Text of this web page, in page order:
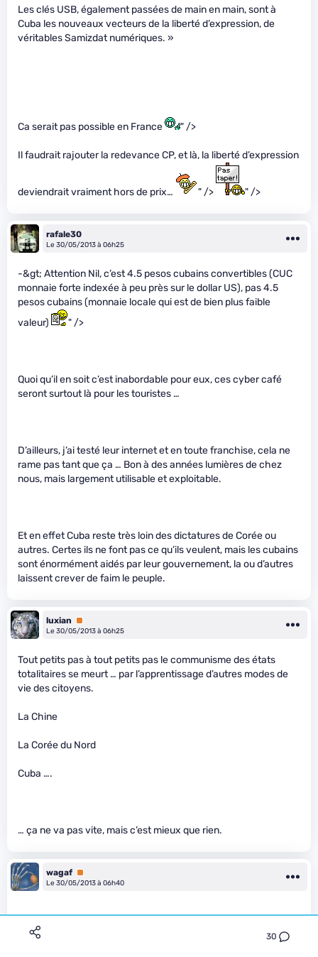
30
Les clés USB, également passées de main en main, sont à
Cuba les nouveaux vecteurs de la liberté d’expression, de
véritables Samizdat numériques. »
Ca serait pas possible en France " />
Il faudrait rajouter la redevance CP, et là, la liberté d’expression
deviendrait vraiment hors de prix… " /> " />
rafale30
Le 30/05/2013 à 06h25
-&gt; Attention Nil, c’est 4.5 pesos cubains convertibles (CUC
monnaie forte indexée à peu près sur le dollar US), pas 4.5
pesos cubains (monnaie locale qui est de bien plus faible
valeur)
" />
Quoi qu’il en soit c’est inabordable pour eux, ces cyber café
seront surtout là pour les touristes …
D’ailleurs, j’ai testé leur internet et en toute franchise, cela ne
rame pas tant que ça … Bon à des années lumières de chez
nous, mais largement utilisable et exploitable.
Et en effet Cuba reste très loin des dictatures de Corée ou
autres. Certes ils ne font pas ce qu’ils veulent, mais les cubains
sont énormément aidés par leur gouvernement, la ou d’autres
laissent crever de faim le peuple.
luxian
Premium
Le 30/05/2013 à 06h25
Tout petits pas à tout petits pas le communisme des états
totalitaires se meurt … par l’apprentissage d’autres modes de
vie des citoyens.
La Chine
La Corée du Nord
Cuba ….
… ça ne va pas vite, mais c’est mieux que rien.
wagaf Premium
Le 30/05/2013 à 06h40